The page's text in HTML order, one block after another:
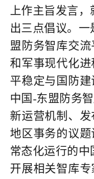
上作主旨发言
出三点倡议。
盟防务智库交
和军事现代化
平稳定与国防
中国-东盟防务
新运营机制、
地区事务的议
常态化运行的中
开展相关智库专